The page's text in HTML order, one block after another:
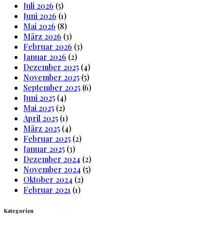
Juli 2026 (5)
Juni 2026 (1)
Mai 2026 (8)
März 2026 (3)
Februar 2026 (3)
Januar 2026 (2)
Dezember 2025 (4)
November 2025 (5)
September 2025 (6)
Juni 2025 (4)
Mai 2025 (2)
April 2025 (1)
März 2025 (4)
Februar 2025 (2)
Januar 2025 (3)
Dezember 2024 (2)
November 2024 (5)
Oktober 2024 (2)
Februar 2021 (1)
Kategorien